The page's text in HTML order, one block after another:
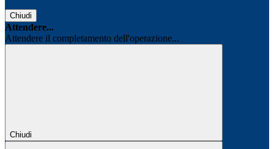
Chiudi
Attendere...
Attendere il completamento dell'operazione...
Chiudi